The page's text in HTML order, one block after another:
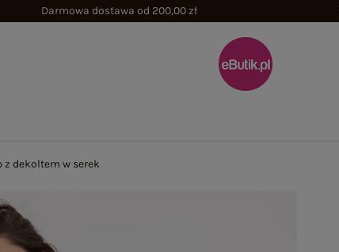
Darmowa dostawa od 200,00 zł
z dekoltem w serek